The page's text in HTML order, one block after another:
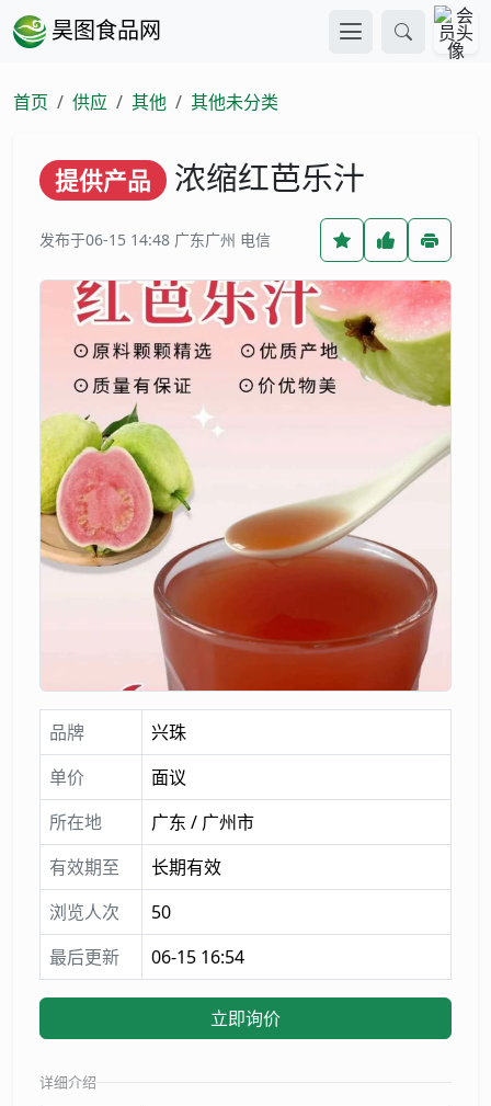
昊图食品网
首页 供应 其他 其他未分类
提供产品 浓缩红芭乐汁
发布于06-15 14:48 广东广州 电信
品牌
兴珠
单价
面议
所在地
广东 / 广州市
有效期至
长期有效
浏览人次
50
最后更新
06-15 16:54
立即询价
详细介绍